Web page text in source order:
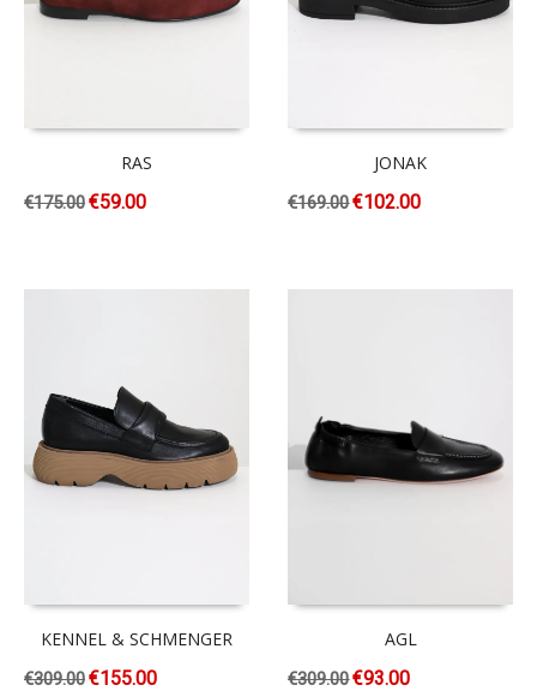
RAS
€175.00€59.00
JONAK
€169.00€102.00
KENNEL & SCHMENGER
€309.00€155.00
AGL
€309.00€93.00